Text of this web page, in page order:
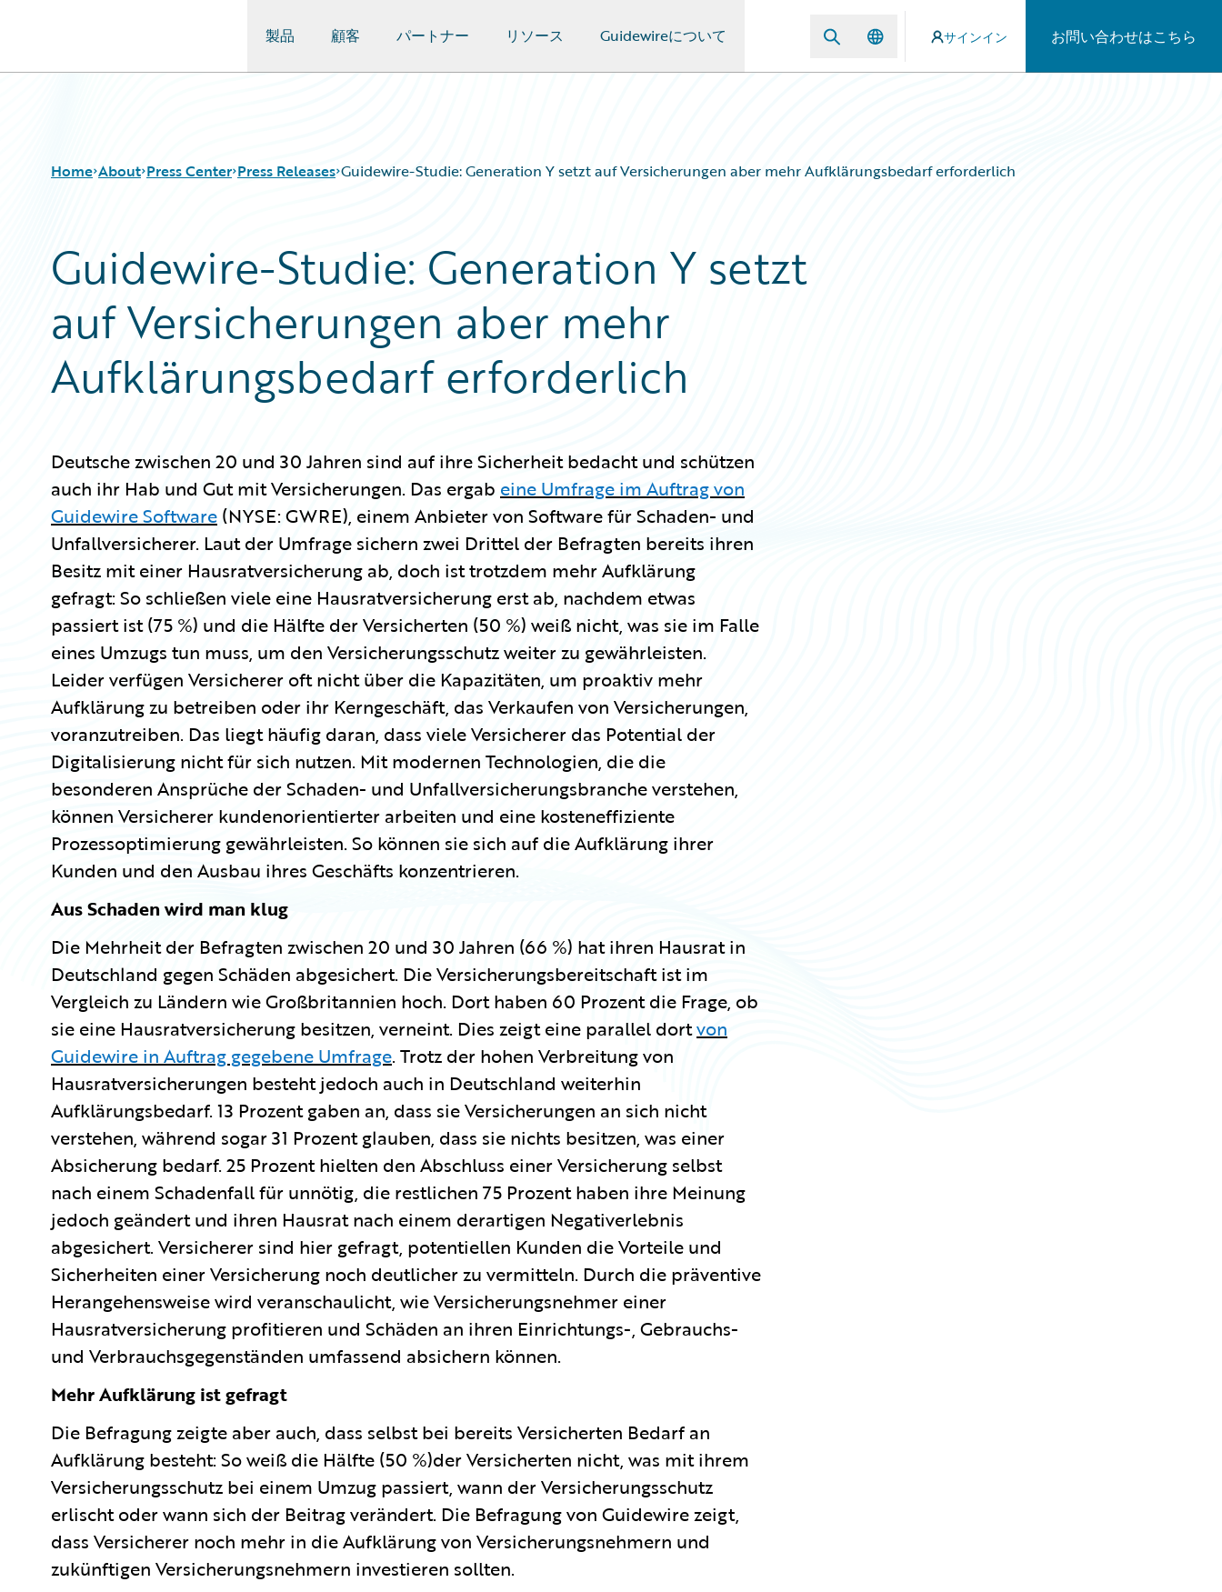
製品 顧客 パートナー リソース Guidewireについて サインイン お問い合わせはこちら
Home About Press Center Press Releases Guidewire-Studie: Generation Y setzt auf Versicherungen aber mehr Aufklärungsbedarf erforderlich
Guidewire-Studie: Generation Y setzt
auf Versicherungen aber mehr
Aufklärungsbedarf erforderlich
Deutsche zwischen 20 und 30 Jahren sind auf ihre Sicherheit bedacht und schützen
auch ihr Hab und Gut mit Versicherungen. Das ergab eine Umfrage im Auftrag von
Guidewire Software (NYSE: GWRE), einem Anbieter von Software für Schaden- und
Unfallversicherer. Laut der Umfrage sichern zwei Drittel der Befragten bereits ihren
Besitz mit einer Hausratversicherung ab, doch ist trotzdem mehr Aufklärung
gefragt: So schließen viele eine Hausratversicherung erst ab, nachdem etwas
passiert ist (75 %) und die Hälfte der Versicherten (50 %) weiß nicht, was sie im Falle
eines Umzugs tun muss, um den Versicherungsschutz weiter zu gewährleisten.
Leider verfügen Versicherer oft nicht über die Kapazitäten, um proaktiv mehr
Aufklärung zu betreiben oder ihr Kerngeschäft, das Verkaufen von Versicherungen,
voranzutreiben. Das liegt häufig daran, dass viele Versicherer das Potential der
Digitalisierung nicht für sich nutzen. Mit modernen Technologien, die die
besonderen Ansprüche der Schaden- und Unfallversicherungsbranche verstehen,
können Versicherer kundenorientierter arbeiten und eine kosteneffiziente
Prozessoptimierung gewährleisten. So können sie sich auf die Aufklärung ihrer
Kunden und den Ausbau ihres Geschäfts konzentrieren.
Aus Schaden wird man klug
Die Mehrheit der Befragten zwischen 20 und 30 Jahren (66 %) hat ihren Hausrat in
Deutschland gegen Schäden abgesichert. Die Versicherungsbereitschaft ist im
Vergleich zu Ländern wie Großbritannien hoch. Dort haben 60 Prozent die Frage, ob
sie eine Hausratversicherung besitzen, verneint. Dies zeigt eine parallel dortvon
Guidewire in Auftrag gegebene Umfrage. Trotz der hohen Verbreitung von
Hausratversicherungen besteht jedoch auch in Deutschland weiterhin
Aufklärungsbedarf. 13 Prozent gaben an, dass sie Versicherungen an sich nicht
verstehen, während sogar 31 Prozent glauben, dass sie nichts besitzen, was einer
Absicherung bedarf. 25 Prozent hielten den Abschluss einer Versicherung selbst
nach einem Schadenfall für unnötig, die restlichen 75 Prozent haben ihre Meinung
jedoch geändert und ihren Hausrat nach einem derartigen Negativerlebnis
abgesichert. Versicherer sind hier gefragt, potentiellen Kunden die Vorteile und
Sicherheiten einer Versicherung noch deutlicher zu vermitteln. Durch die präventive
Herangehensweise wird veranschaulicht, wie Versicherungsnehmer einer
Hausratversicherung profitieren und Schäden an ihren Einrichtungs-, Gebrauchs-
und Verbrauchsgegenständen umfassend absichern können.
Mehr Aufklärung ist gefragt
Die Befragung zeigte aber auch, dass selbst bei bereits Versicherten Bedarf an
Aufklärung besteht: So weiß die Hälfte (50 %)der Versicherten nicht, was mit ihrem
Versicherungsschutz bei einem Umzug passiert, wann der Versicherungsschutz
erlischt oder wann sich der Beitrag verändert. Die Befragung von Guidewire zeigt,
dass Versicherer noch mehr in die Aufklärung von Versicherungsnehmern und
zukünftigen Versicherungsnehmern investieren sollten.